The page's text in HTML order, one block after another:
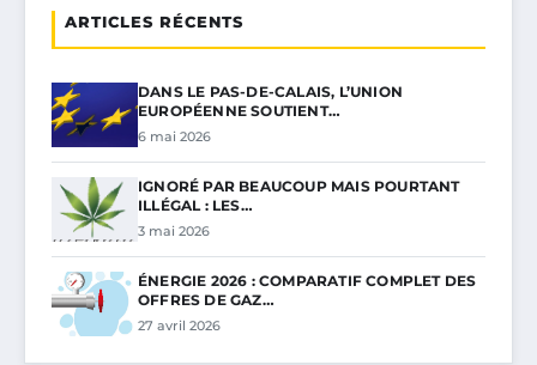
ARTICLES RÉCENTS
DANS LE PAS-DE-CALAIS, L’UNION
EUROPÉENNE SOUTIENT…
6 mai 2026
IGNORÉ PAR BEAUCOUP MAIS POURTANT
ILLÉGAL : LES…
3 mai 2026
ÉNERGIE 2026 : COMPARATIF COMPLET DES
OFFRES DE GAZ…
27 avril 2026